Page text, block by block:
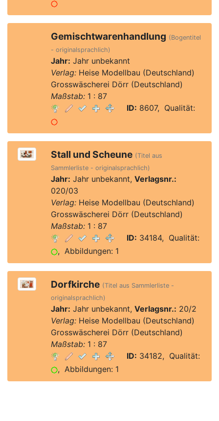
Gemischtwarenhandlung (Bogentitel
- originalsprachlich)
Jahr: Jahr unbekannt
Verlag:Heise Modellbau (Deutschland)
Grosswäscherei Dörr (Deutschland)
Maßstab:1 : 87
ID: 8607, Qualität:
Stall und Scheune (Titel aus
Sammlerliste - originalsprachlich)
Jahr: Jahr unbekannt, Verlagsnr.:
020/03
Verlag:Heise Modellbau (Deutschland)
Grosswäscherei Dörr (Deutschland)
Maßstab:1 : 87
ID: 34184, Qualität:
, Abbildungen: 1
Dorfkirche (Titel aus Sammlerliste -
originalsprachlich)
Jahr: Jahr unbekannt, Verlagsnr.: 20/2
Verlag:Heise Modellbau (Deutschland)
Grosswäscherei Dörr (Deutschland)
Maßstab:1 : 87
ID: 34182, Qualität:
, Abbildungen: 1